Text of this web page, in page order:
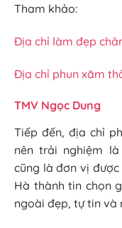
Tham khảo:
Địa chỉ làm đẹp
Địa chỉ phun xăm
TMV Ngọc Dung
Tiếp đến, địa chỉ
nên trải nghiệm
cũng là đơn vị
Hà thành tin chọn
ngoài đẹp, tự tin và